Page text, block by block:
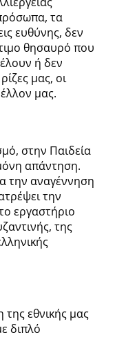
τα
ευθύνης, δεν
θησαυρό που
ή δεν
μας, οι
μας.
στην Παιδεία
απάντηση.
την αναγέννηση
την
εργαστήριο
της
εθνικής μας
διπλό